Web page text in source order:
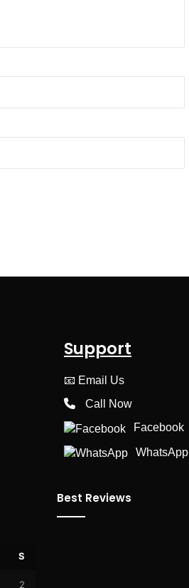
S
2
Support
📧 Email Us
Call Now
Facebook
WhatsApp
Best Reviews